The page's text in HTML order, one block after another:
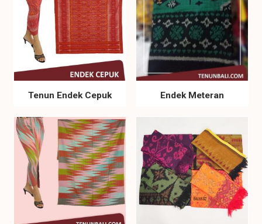
Tenun Endek Cepuk Endek Meteran